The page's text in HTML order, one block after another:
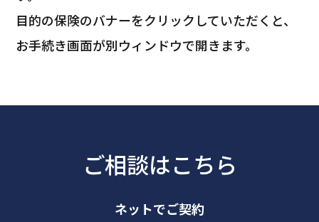
目的の保険のバナーをクリックしていただくと、
お手続き画面が別ウィンドウで開きます。
ご相談はこちら
ネットでご契約